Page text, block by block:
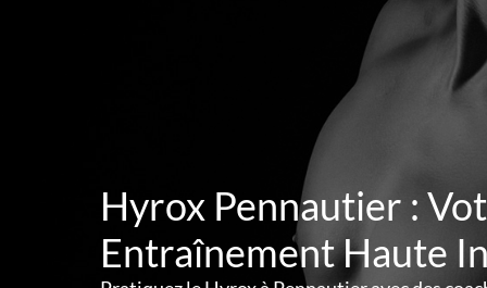
Hyrox Pennautier :
Entraînement Haute